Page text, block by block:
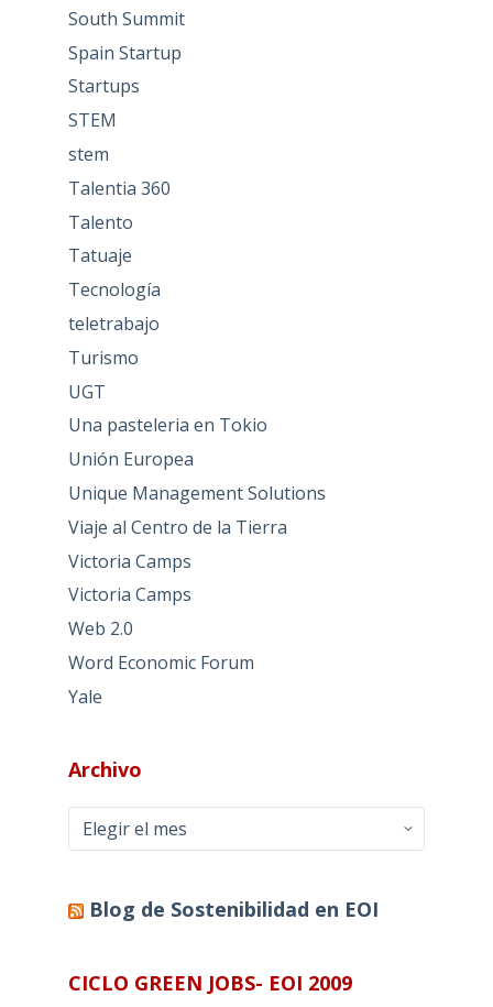
South Summit
Spain Startup
Startups
STEM
stem
Talentia 360
Talento
Tatuaje
Tecnología
teletrabajo
Turismo
UGT
Una pasteleria en Tokio
Unión Europea
Unique Management Solutions
Viaje al Centro de la Tierra
Victoria Camps
Victoria Camps
Web 2.0
Word Economic Forum
Yale
Archivo
Archivo
Blog de Sostenibilidad en EOI
CICLO GREEN JOBS- EOI 2009